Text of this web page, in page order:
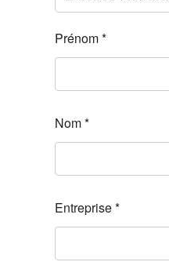
Prénom *
Nom *
Entreprise *